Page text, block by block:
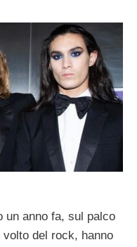
un anno fa, sul palco
volto del rock, hanno